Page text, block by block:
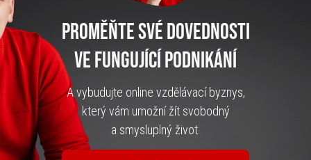
Proměňte své DOVEDNOSTI
ve fungující podnikání
A vybudujte online vzdělávací byznys,
který vám umožní žít svobodný
a smysluplný život.